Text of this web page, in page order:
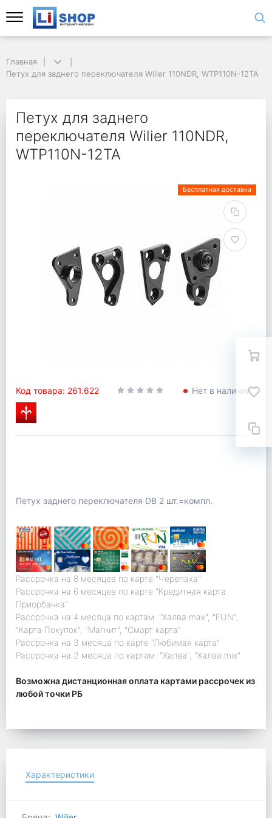
Главная
Петух для заднего переключателя Wilier 110NDR, WTP110N-12TA
Петух для заднего
переключателя Wilier 110NDR,
WTP110N-12TA
Бесплатная доставка
Код товара: 261.622 Нет в наличии
Петух заднего переключателя DB 2 шт.=компл.
Рассрочка на 8 месяцев по карте "Черепаха"
Рассрочка на 6 месяцев по карте "Кредитная карта
Приорбанка"
Рассрочка на 4 месяца по картам: "Халва max", "FUN",
"Карта Покупок", "Магнит", "Смарт карта"
Рассрочка на 3 месяца по карте "Любимая карта"
Рассрочка на 2 месяца по картам: "Халва", "Халва mix"
Возможна дистанционная оплата картами рассрочек из
любой точки РБ
Характеристики